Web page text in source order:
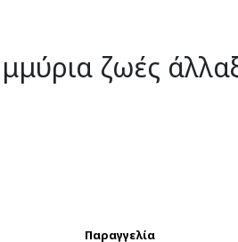
ζωές
Παραγγελία